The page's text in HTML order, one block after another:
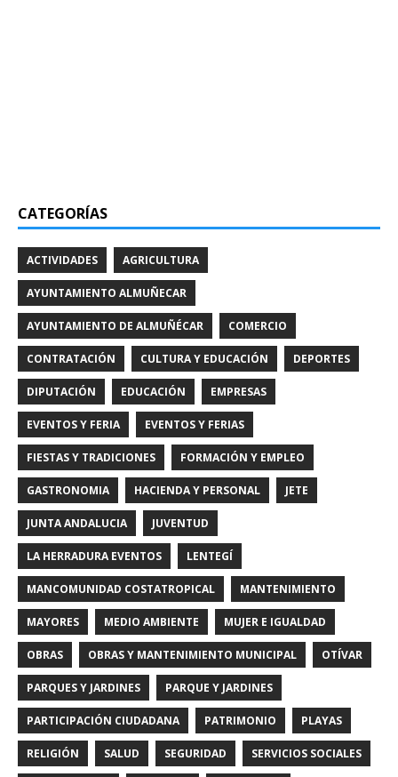
CATEGORÍAS
ACTIVIDADES AGRICULTURA
AYUNTAMIENTO ALMUÑECAR
AYUNTAMIENTO DE ALMUÑÉCAR COMERCIO
CONTRATACIÓN CULTURA Y EDUCACIÓN DEPORTES
DIPUTACIÓN EDUCACIÓN EMPRESAS
EVENTOS Y FERIA EVENTOS Y FERIAS
FIESTAS Y TRADICIONES FORMACIÓN Y EMPLEO
GASTRONOMIA HACIENDA Y PERSONAL JETE
JUNTA ANDALUCIA JUVENTUD
LA HERRADURA EVENTOS LENTEGÍ
MANCOMUNIDAD COSTATROPICAL MANTENIMIENTO
MAYORES MEDIO AMBIENTE MUJER E IGUALDAD
OBRAS OBRAS Y MANTENIMIENTO MUNICIPAL OTÍVAR
PARQUES Y JARDINES PARQUE Y JARDINES
PARTICIPACIÓN CIUDADANA PATRIMONIO PLAYAS
RELIGIÓN SALUD SEGURIDAD SERVICIOS SOCIALES